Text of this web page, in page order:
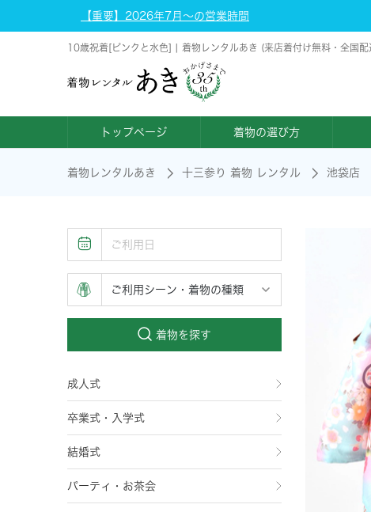
【重要】2026年7月～の営業時間
10歳祝着[ピンクと水色] | 着物レンタルあき (来店着付け無料・全国配
トップページ 着物の選び方
着物レンタルあき 十三参り 着物 レンタル 池袋店
着物を探す
成人式
卒業式・入学式
結婚式
パーティ・お茶会